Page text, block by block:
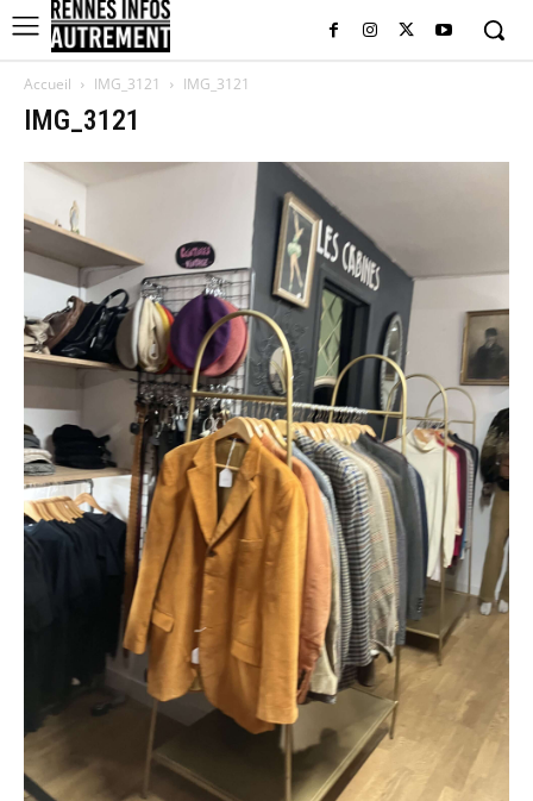
Accueil IMG_3121 IMG_3121
IMG_3121